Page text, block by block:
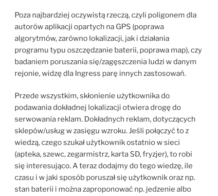
Poza najbardziej oczywistą rzeczą, czyli poligonem dla
autorów aplikacji opartych na GPS (poprawa
algorytmów, zarówno lokalizacji, jak i działania
programu typu oszczędzanie baterii, poprawa map), czy
badaniem poruszania się/zagęszczenia ludzi w danym
rejonie, widzę dla Ingress parę innych zastosowań.
Przede wszystkim, skłonienie użytkownika do
podawania dokładnej lokalizacji otwiera drogę do
serwowania reklam. Dokładnych reklam, dotyczących
sklepów/usług w zasięgu wzroku. Jeśli połączyć to z
wiedzą, czego szukał użytkownik ostatnio w sieci
(apteka, szewc, zegarmistrz, karta SD, fryzjer), to robi
się interesująco. A teraz dodajmy do tego wiedzę, ile
czasu i w jaki sposób poruszał się użytkownik oraz np.
stan baterii i można zaproponować np. jedzenie albo